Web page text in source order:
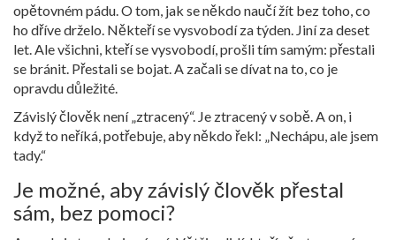
opětovném pádu. O tom, jak se někdo naučí žít bez toho, co
ho dříve drželo. Někteří se vysvobodí za týden. Jiní za deset
let. Ale všichni, kteří se vysvobodí, prošli tím samým: přestali
se bránit. Přestali se bojat. A začali se dívat na to, co je
opravdu důležité.
Závislý člověk není „ztracený“. Je ztracený v sobě. A on, i
když to neříká, potřebuje, aby někdo řekl: „Nechápu, ale jsem
tady.“
Je možné, aby závislý člověk přestal
sám, bez pomoci?